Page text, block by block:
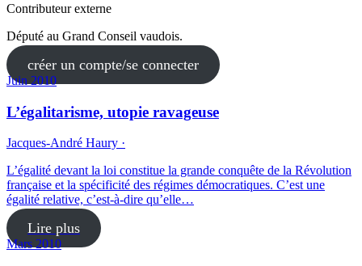
Contributeur externe
Député au Grand Conseil vaudois.
créer un compte/se connecter
Juin 2010
L’égalitarisme, utopie ravageuse
Jacques-André Haury ·
L’égalité devant la loi constitue la grande conquête de la Révolution
française et la spécificité des régimes démocratiques. C’est une
égalité relative, c’est-à-dire qu’elle…
Lire plus
Mars 2010